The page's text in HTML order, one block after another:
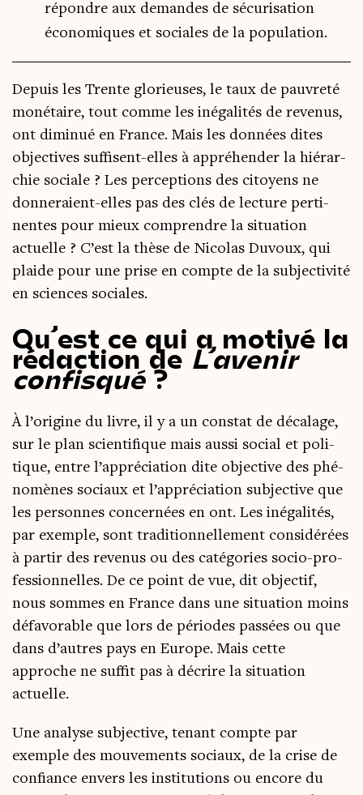
répondre aux demandes de sécurisation
économiques et sociales de la population.
Depuis les Trente glo­rieuses, le taux de pau­vre­té
moné­taire, tout comme les inéga­li­tés de reve­nus,
ont dimi­nué en France. Mais les don­nées dites
objec­tives suf­fisent-elles à appré­hen­der la hié­rar­
chie sociale ? Les per­cep­tions des citoyens ne
don­ne­raient-elles pas des clés de lec­ture per­ti­
nentes pour mieux com­prendre la situa­tion
actuelle ? C’est la thèse de Nico­las Duvoux, qui
plaide pour une prise en compte de la sub­jec­ti­vi­té
en sciences sociales.
Qu’est ce qui a motivé la
rédaction de L’avenir
confisqué?
À l’origine du livre, il y a un constat de déca­lage,
sur le plan scien­ti­fique mais aus­si social et poli­
tique, entre l’appréciation dite objec­tive des phé­
no­mènes sociaux et l’appréciation sub­jec­tive que
les per­sonnes concer­nées en ont. Les inéga­li­tés,
par exemple, sont tra­di­tion­nel­le­ment consi­dé­rées
à par­tir des reve­nus ou des caté­go­ries socio-pro­
fes­sion­nelles. De ce point de vue, dit objec­tif,
nous sommes en France dans une situa­tion moins
défa­vo­rable que lors de périodes pas­sées ou que
dans d’autres pays en Europe. Mais cette
approche ne suf­fit pas à décrire la situa­tion
actuelle.
Une ana­lyse sub­jec­tive, tenant compte par
exemple des mou­ve­ments sociaux, de la crise de
confiance envers les ins­ti­tu­tions ou encore du